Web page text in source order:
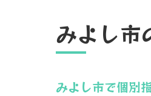
みよし市
みよし市で個別